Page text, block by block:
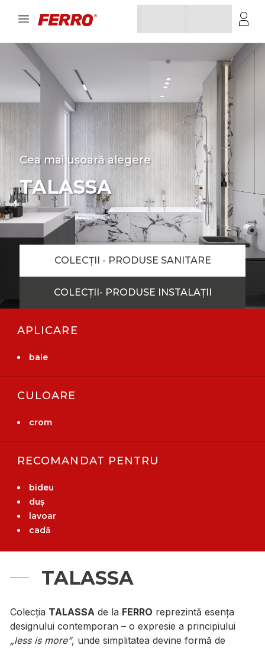
Cea mai ușoară alegere
TALASSA
COLECȚII - PRODUSE SANITARE
COLECȚII- PRODUSE INSTALAȚII
TALASSA
Colecția TALASSA de la FERRO reprezintă esența
designului contemporan – o expresie a principiului
„less is more”, unde simplitatea devine formă de
APLICARE
baie
CULOARE
crom
RECOMANDAT PENTRU
bideu
duș
lavoar
cadă